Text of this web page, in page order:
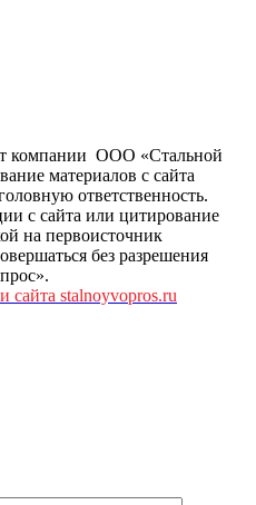
компании ООО «Стальной
материалов с сайта
ответственность.
с сайта или цитирование
на первоисточник
без разрешения
сайта stalnoyvopros.ru